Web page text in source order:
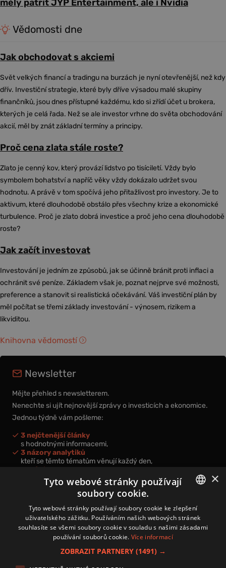
měly patřit JYP Entertainment, ale i Nvidia
Vědomosti dne
Jak obchodovat s akciemi
Svět velkých financí a tradingu na burzách je nyní otevřenější, než kdy
dřív. Investiční strategie, které byly dříve výsadou malé skupiny
finančníků, jsou dnes přístupné každému, kdo si zřídí účet u brokera,
kterých je celá řada. Než se ale investor vrhne do světa obchodování
akcií, měl by znát základní termíny a principy.
Proč cena zlata stále roste?
Zlato je cenný kov, který provází lidstvo po tisíciletí. Vždy bylo
symbolem bohatství a napříč věky vždy dokázalo udržet svou
hodnotu. A právě v tom spočívá jeho přitažlivost pro investory. Je to
aktivum, které dlouhodobě obstálo přes všechny krize a ekonomické
turbulence. Proč je zlato dobrá investice a proč jeho cena dlouhodobě
roste?
Jak začít investovat
Investování je jedním ze způsobů, jak se účinně bránit proti inflaci a
ochránit své peníze. Základem však je, poznat nejprve své možnosti,
preference a stanovit si realistická očekávání. Váš investiční plán by
měl počítat se třemi základy investování - výnosem, rizikem a
likviditou.
Knihovna vědomostí
Newsletter
Mějte přehled s newsletterem.
Nenechte si ujít nejnovější zprávy o investicích a ekonomice.
Jednou týdně vám pošleme:
3 nejčtenější články
s hodnotnými informacemi,
3 názory analytiků
kteří se těmto tématům věnují každý den,
nová videa a podcasty
k prohloubení vašich znalostí.
Přihlášením k newsletteru vyjadřujete svůj souhlas spodmínkami
zpracování osobních údajů.
CZECH
×
Tyto webové stránky používají
soubory cookie.
Tyto webové stránky používají soubory cookie ke zlepšení
uživatelského zážitku. Používáním našich webových stránek
souhlasíte se všemi soubory cookie v souladu s našimi zásadami
používání souborů cookie. Více informací
ZOBRAZIT PARTNERY (1491) →